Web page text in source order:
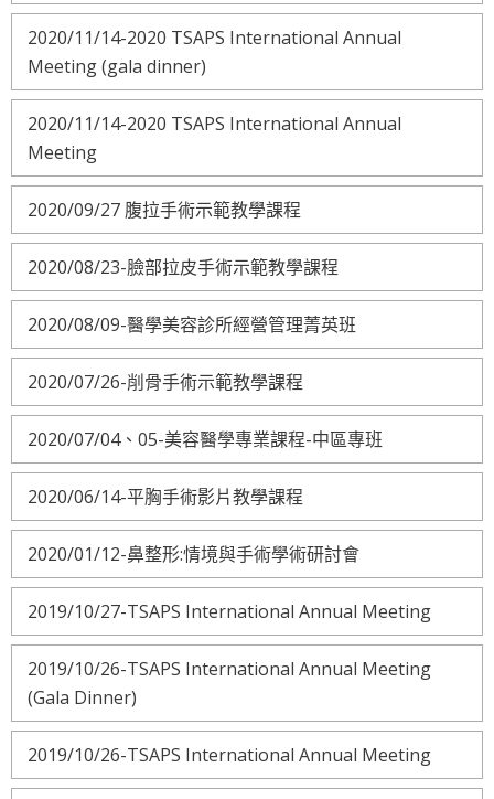
2020/11/14-2020 TSAPS International Annual
Meeting (gala dinner)
2020/11/14-2020 TSAPS International Annual
Meeting
2020/09/27 腹拉手術示範教學課程
2020/08/23-臉部拉皮手術示範教學課程
2020/08/09-醫學美容診所經營管理菁英班
2020/07/26-削骨手術示範教學課程
2020/07/04、05-美容醫學專業課程-中區專班
2020/06/14-平胸手術影片教學課程
2020/01/12-鼻整形:情境與手術學術研討會
2019/10/27-TSAPS International Annual Meeting
2019/10/26-TSAPS International Annual Meeting
(Gala Dinner)
2019/10/26-TSAPS International Annual Meeting